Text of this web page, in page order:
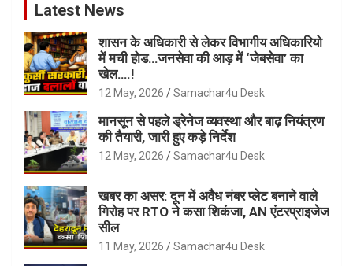
Latest News
शासन के अधिकारी से लेकर विभागीय अधिकारियो
में मची होड…जनसेवा की आड़ में ‘जेबसेवा’ का
खेल….!
12 May, 2026 Samachar4u Desk
मानसून से पहले ड्रेनेज व्यवस्था और बाढ़ नियंत्रण
की तैयारी, जारी हुए कड़े निर्देश
12 May, 2026 Samachar4u Desk
खबर का असर: दून में अवैध नंबर प्लेट बनाने वाले
गिरोह पर RTO ने कसा शिकंजा, AN एंटरप्राइजेज
सील
11 May, 2026 Samachar4u Desk